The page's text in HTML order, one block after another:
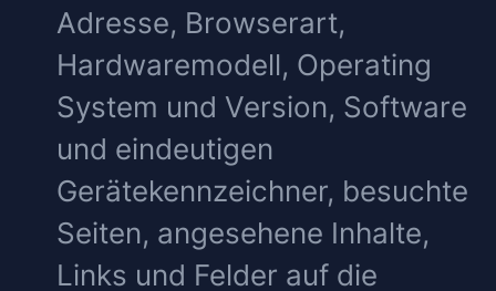
Adresse, Browserart,
Hardwaremodell, Operating
System und Version, Software
und eindeutigen
Gerätekennzeichner, besuchte
Seiten, angesehene Inhalte,
Links und Felder auf die